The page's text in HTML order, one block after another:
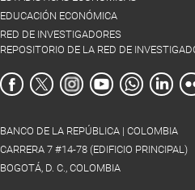
EDUCACIÓN ECONÓMICA
RED DE INVESTIGADORES
REPOSITORIO DE LA RED DE
BANCO DE LA REPÚBLICA | COLOMBIA
CARRERA 7 #14-78 (EDIFICIO PRINCIPAL)
BOGOTÁ, D. C., COLOMBIA